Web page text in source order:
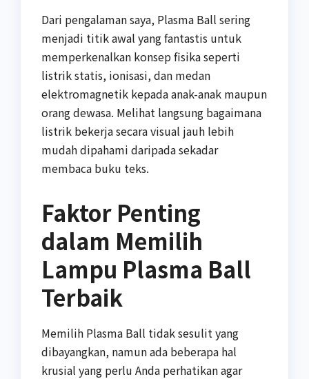
Dari pengalaman saya, Plasma Ball sering
menjadi titik awal yang fantastis untuk
memperkenalkan konsep fisika seperti
listrik statis, ionisasi, dan medan
elektromagnetik kepada anak-anak maupun
orang dewasa. Melihat langsung bagaimana
listrik bekerja secara visual jauh lebih
mudah dipahami daripada sekadar
membaca buku teks.
Faktor Penting
dalam Memilih
Lampu Plasma Ball
Terbaik
Memilih Plasma Ball tidak sesulit yang
dibayangkan, namun ada beberapa hal
krusial yang perlu Anda perhatikan agar